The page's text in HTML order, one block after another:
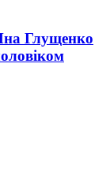
Глущенко